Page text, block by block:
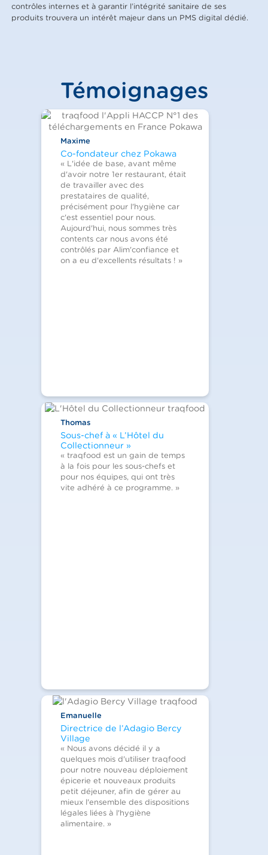
contrôles internes et à garantir l’intégrité sanitaire de ses
produits trouvera un intérêt majeur dans un PMS digital dédié.
Témoignages
Maxime
Co-fondateur chez Pokawa
« L'idée de base, avant même
d'avoir notre 1er restaurant, était
de travailler avec des
prestataires de qualité,
précisément pour l'hygiène car
c'est essentiel pour nous.
Aujourd'hui, nous sommes très
contents car nous avons été
contrôlés par Alim'confiance et
on a eu d'excellents résultats ! »
Thomas
Sous-chef à « L’Hôtel du
Collectionneur »
« traqfood est un gain de temps
à la fois pour les sous-chefs et
pour nos équipes, qui ont très
vite adhéré à ce programme. »
Emanuelle
Directrice de l’Adagio Bercy
Village
« Nous avons décidé il y a
quelques mois d'utiliser traqfood
pour notre nouveau déploiement
épicerie et nouveaux produits
petit déjeuner, afin de gérer au
mieux l'ensemble des dispositions
légales liées à l'hygiène
alimentaire. »